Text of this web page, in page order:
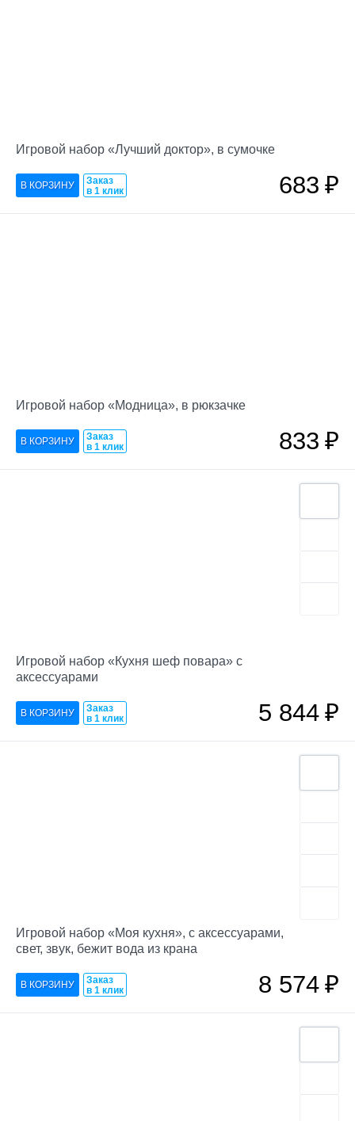
Игровой набор «Лучший доктор», в сумочке
Заказ
в 1 клик
683₽
Игровой набор «Модница», в рюкзачке
Заказ
в 1 клик
833₽
Игровой набор «Кухня шеф повара» с
аксессуарами
Заказ
в 1 клик
5 844₽
Игровой набор «Моя кухня», с аксессуарами,
свет, звук, бежит вода из крана
Заказ
в 1 клик
8 574₽